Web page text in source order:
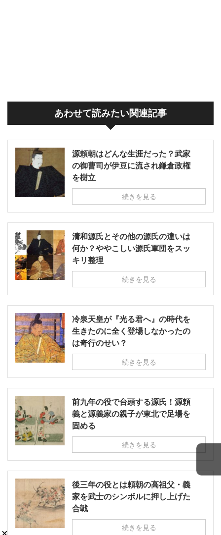
あわせて読みたい関連記事
源頼朝はどんな生涯だった？武家
の御曹司が伊豆に流され鎌倉政権
を樹立
続きを見る
清和源氏とその他の源氏の違いは
何か？ややこしい源氏軍団をスッ
キリ整理
続きを見る
冷泉天皇が『光る君へ』の時代を
生きたのに全く登場しなかったの
は奇行のせい？
続きを見る
前九年の役で台頭する源氏！源頼
義と源義家の親子が東北で足場を
固める
続きを見る
後三年の役とは頼朝の高祖父・義
家を武士のシンボルに押し上げた
合戦
続きを見る